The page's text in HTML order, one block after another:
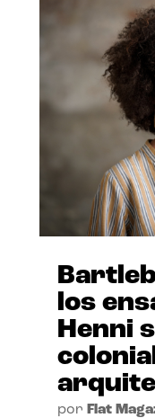
los
Henni
por Flat